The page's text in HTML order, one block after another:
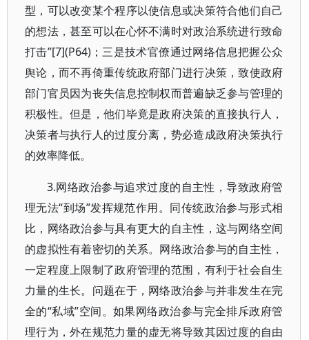
型，可以改变某个程序以使信息或决策符合他们自己
的想法，甚至可以在心怀不满时对政治系统进行致命
打击”[7](P64)；三是技术官僚通过网络信息把握公众
舆论，而不再倚重传统政府部门进行决策，致使政府
部门官员因为丧失信息控制权而普遍缺乏参与管理的
积极性。但是，他们毕竟是政府决策的直接执行人，
决策者与执行人的过度分离，势必造成政府决策执行
的效率降低。
3.网络政治参与追求过度的自主性，导致政府管
理无法“到场”发挥规范作用。同传统政治参与形式相
比，网络政治参与具有更大的自主性，这与网络空间
的虚拟性有着密切的关系。网络政治参与的自主性，
一定程度上限制了政府管理的范围，有利于社会自生
力量的生长。问题在于，网络政治参与并非发生在完
全的“私域”空间。如果网络政治参与完全排斥政府管
理行为，外在规范力量的虚无将导致其因过度的自由